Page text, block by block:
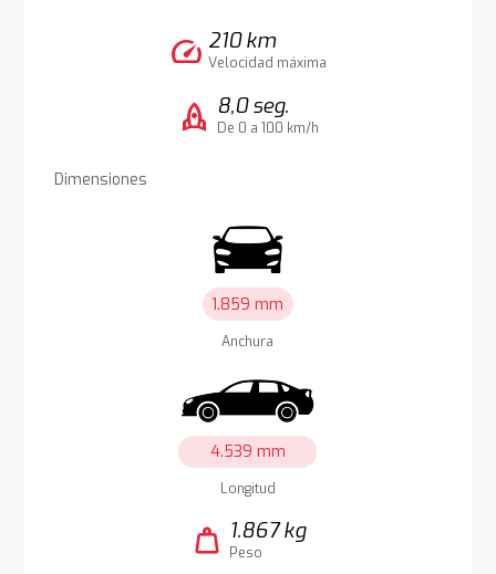
speed 210 km
Velocidad máxima
rocket 8,0 seg.
De 0 a 100 km/h
Dimensiones
1.859 mm
Anchura
4.539 mm
Longitud
weight 1.867 kg
Peso